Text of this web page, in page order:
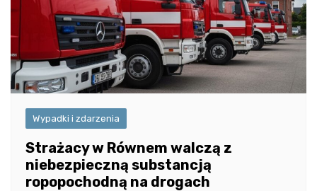
Wypadki i zdarzenia
Strażacy w Równem walczą z
niebezpieczną substancją
ropopochodną na drogach